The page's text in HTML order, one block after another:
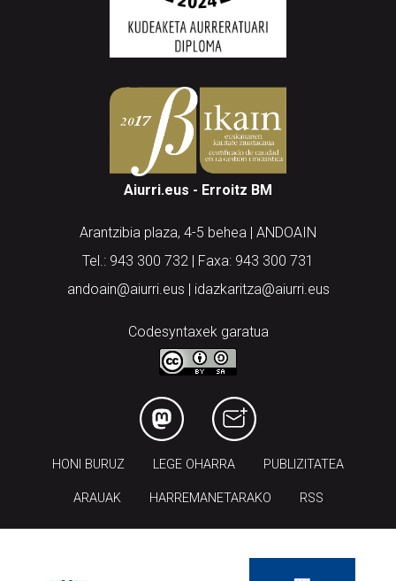
Aiurri.eus - Erroitz BM
Arantzibia plaza, 4-5 behea | ANDOAIN
Tel.: 943 300 732 | Faxa: 943 300 731
andoain@aiurri.eus | idazkaritza@aiurri.eus
Codesyntaxek garatua
HONI BURUZ LEGE OHARRA PUBLIZITATEA
ARAUAK HARREMANETARAKO RSS